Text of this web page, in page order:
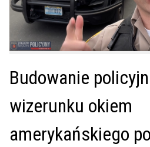
Budowanie
wizerunku okiem
amerykańskiego